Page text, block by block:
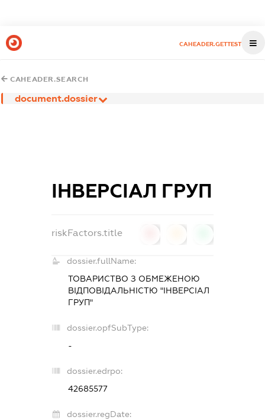
CAHEADER.GETTEST
CAHEADER.SEARCH
document.dossier
ІНВЕРСІАЛ ГРУП
riskFactors.title
dossier.fullName:
ТОВАРИСТВО З ОБМЕЖЕНОЮ
ВІДПОВІДАЛЬНІСТЮ "ІНВЕРСІАЛ
ГРУП"
dossier.opfSubType:
-
dossier.edrpo:
42685577
dossier.regDate: